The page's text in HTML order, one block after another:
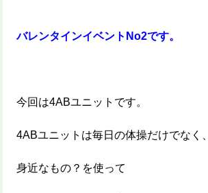
バレンタインイベントNo2です。
今回は4ABユニットです。
4ABユニットは毎日の体操だけでなく、
身近なもの？を使って